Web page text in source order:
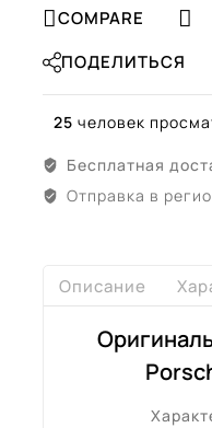
COMPARE
ПОДЕЛИТЬСЯ
25 человек
Бесплатная
Отправка в
Описание